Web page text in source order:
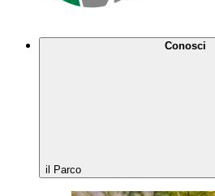
Conosci
il Parco